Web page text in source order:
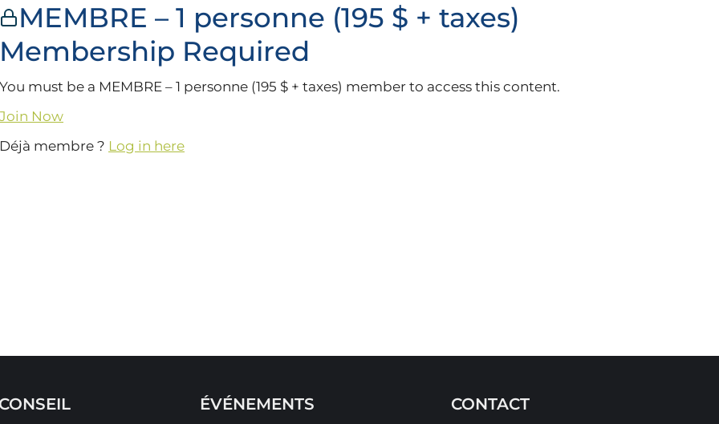
MEMBRE – 1 personne (195 $ + taxes)
Membership Required
You must be a MEMBRE – 1 personne (195 $ + taxes) member to access this content.
Join Now
Déjà membre ? Log in here
ÉVÉNEMENTS CONTACT